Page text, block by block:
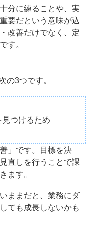
分に練ることや、実
要だという意味が込
改善だけでなく、定
す。
の3つです。
つけるため
」です。目標を決
直しを行うことで課
ます。
ままだと、業務にダ
ても成長しないかも